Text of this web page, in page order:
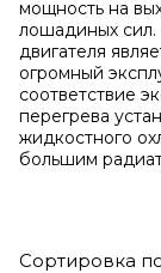
мощность на
лошадиных
двигателя
огромный
соответствие
перегрева
жидкостного
большим
Сортировка